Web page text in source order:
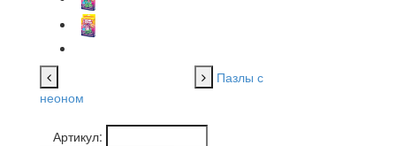
Пазлы с
неоном
Артикул: